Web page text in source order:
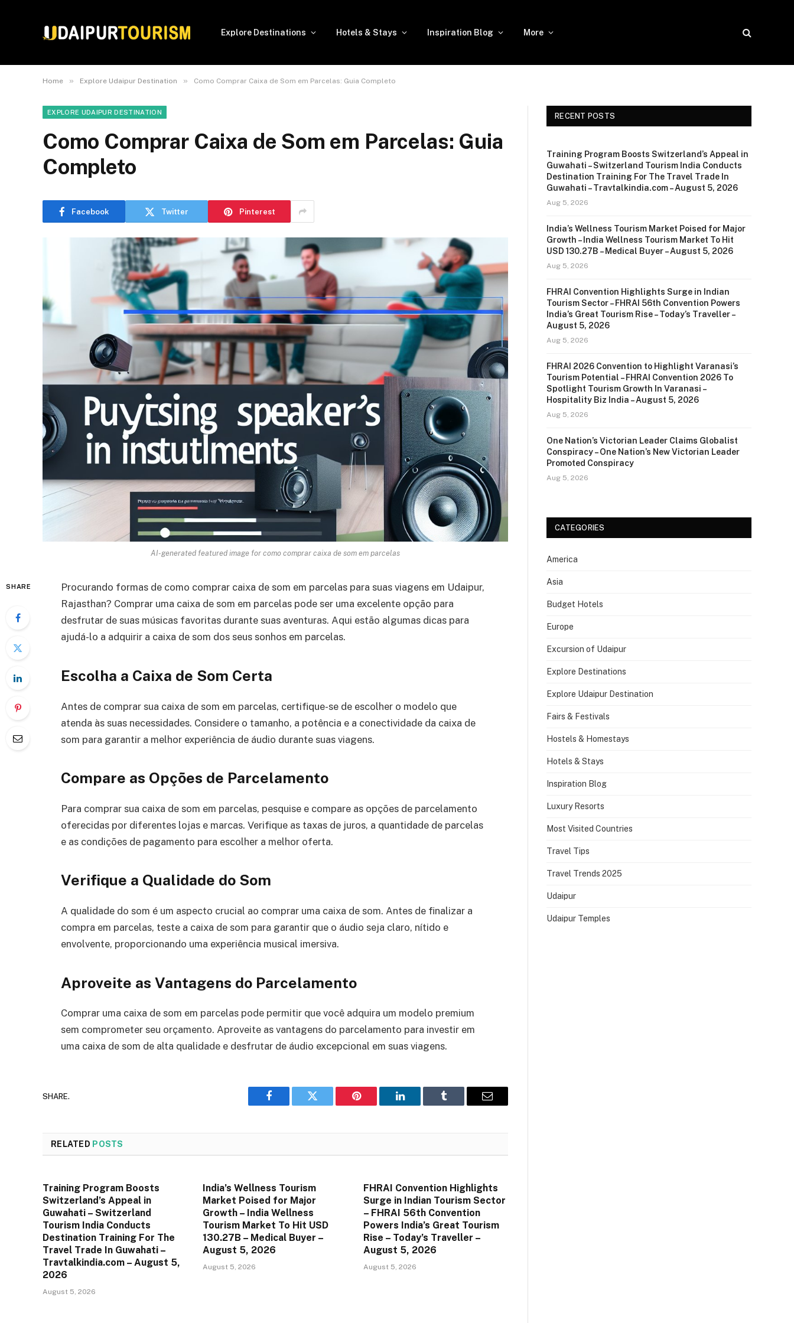
Explore Destinations Hotels & Stays Inspiration Blog More
Home » Explore Udaipur Destination » Como Comprar Caixa de Som em Parcelas: Guia Completo
EXPLORE UDAIPUR DESTINATION
Como Comprar Caixa de Som em Parcelas: Guia
Completo
Facebook Twitter Pinterest
AI-generated featured image for como comprar caixa de som em parcelas
SHARE
Procurando formas de como comprar caixa de som em parcelas para suas viagens em Udaipur,
Rajasthan? Comprar uma caixa de som em parcelas pode ser uma excelente opção para
desfrutar de suas músicas favoritas durante suas aventuras. Aqui estão algumas dicas para
ajudá-lo a adquirir a caixa de som dos seus sonhos em parcelas.
Escolha a Caixa de Som Certa
Antes de comprar sua caixa de som em parcelas, certifique-se de escolher o modelo que
atenda às suas necessidades. Considere o tamanho, a potência e a conectividade da caixa de
som para garantir a melhor experiência de áudio durante suas viagens.
Compare as Opções de Parcelamento
Para comprar sua caixa de som em parcelas, pesquise e compare as opções de parcelamento
oferecidas por diferentes lojas e marcas. Verifique as taxas de juros, a quantidade de parcelas
e as condições de pagamento para escolher a melhor oferta.
Verifique a Qualidade do Som
A qualidade do som é um aspecto crucial ao comprar uma caixa de som. Antes de finalizar a
compra em parcelas, teste a caixa de som para garantir que o áudio seja claro, nítido e
envolvente, proporcionando uma experiência musical imersiva.
Aproveite as Vantagens do Parcelamento
Comprar uma caixa de som em parcelas pode permitir que você adquira um modelo premium
sem comprometer seu orçamento. Aproveite as vantagens do parcelamento para investir em
uma caixa de som de alta qualidade e desfrutar de áudio excepcional em suas viagens.
SHARE.
Facebook Twitter Pinterest LinkedIn Tumblr Email
RELATED POSTS
Training Program Boosts
Switzerland’s Appeal in
Guwahati – Switzerland
Tourism India Conducts
Destination Training For The
Travel Trade In Guwahati –
Travtalkindia.com – August 5,
2026
August 5, 2026
India’s Wellness Tourism
Market Poised for Major
Growth – India Wellness
Tourism Market To Hit USD
130.27B – Medical Buyer –
August 5, 2026
August 5, 2026
FHRAI Convention Highlights
Surge in Indian Tourism Sector
– FHRAI 56th Convention
Powers India’s Great Tourism
Rise – Today’s Traveller –
August 5, 2026
August 5, 2026
RECENT POSTS
Training Program Boosts Switzerland’s Appeal in
Guwahati – Switzerland Tourism India Conducts
Destination Training For The Travel Trade In
Guwahati – Travtalkindia.com – August 5, 2026
Aug 5, 2026
India’s Wellness Tourism Market Poised for Major
Growth – India Wellness Tourism Market To Hit
USD 130.27B – Medical Buyer – August 5, 2026
Aug 5, 2026
FHRAI Convention Highlights Surge in Indian
Tourism Sector – FHRAI 56th Convention Powers
India’s Great Tourism Rise – Today’s Traveller –
August 5, 2026
Aug 5, 2026
FHRAI 2026 Convention to Highlight Varanasi’s
Tourism Potential – FHRAI Convention 2026 To
Spotlight Tourism Growth In Varanasi –
Hospitality Biz India – August 5, 2026
Aug 5, 2026
One Nation’s Victorian Leader Claims Globalist
Conspiracy – One Nation’s New Victorian Leader
Promoted Conspiracy
Aug 5, 2026
CATEGORIES
America
Asia
Budget Hotels
Europe
Excursion of Udaipur
Explore Destinations
Explore Udaipur Destination
Fairs & Festivals
Hostels & Homestays
Hotels & Stays
Inspiration Blog
Luxury Resorts
Most Visited Countries
Travel Tips
Travel Trends 2025
Udaipur
Udaipur Temples